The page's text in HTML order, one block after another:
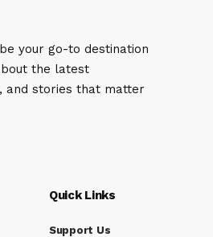
your go-to destination
the latest
and stories that matter
Quick Links
Support Us